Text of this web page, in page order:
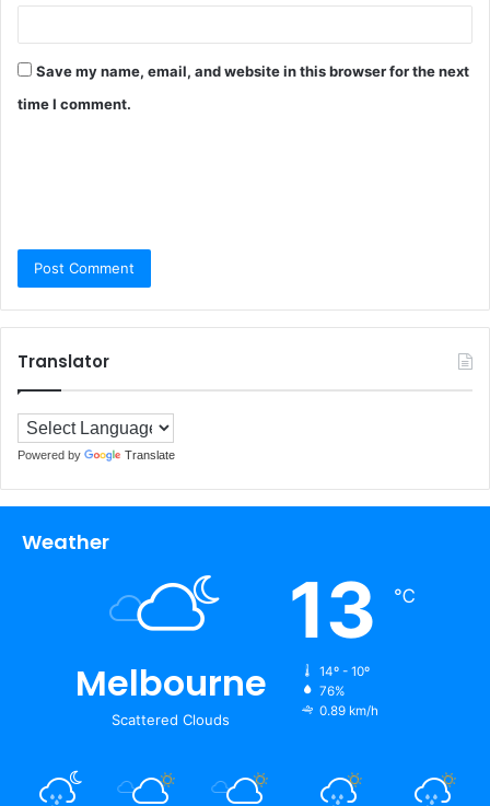
Save my name, email, and website in this browser for the next
time I comment.
Translator
Powered by Translate
Weather
Melbourne
Scattered Clouds
13 ℃
14º - 10º
76%
0.89 km/h